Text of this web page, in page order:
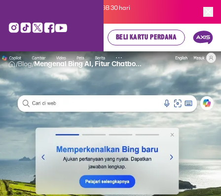
Kartu Perdana AXIS Suka-Suka 3GB 30 hari
BELI KARTU PERDANA
/Blog/Mengenal Bing AI, Fitur Chatbo...